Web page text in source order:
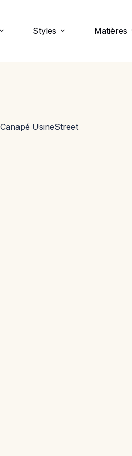
Styles Matières